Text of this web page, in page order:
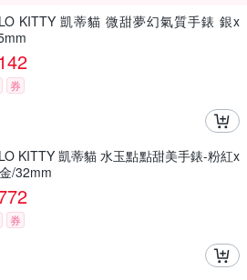
KITTY 凱蒂貓 微甜夢幻氣質手錶 銀x
券
KITTY 凱蒂貓 水玉點點甜美手錶-粉紅x
/32mm
券